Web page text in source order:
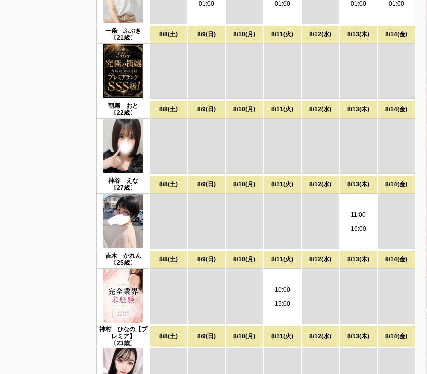
01:00
01:00
01:00
01:00
一条 ふぶき
〔21歳〕
8/8(土) 8/9(日) 8/10(月) 8/11(火) 8/12(水) 8/13(木) 8/14(金)
朝霧 おと
〔22歳〕
8/8(土) 8/9(日) 8/10(月) 8/11(火) 8/12(水) 8/13(木) 8/14(金)
神谷 えな
〔27歳〕
8/8(土) 8/9(日) 8/10(月) 8/11(火) 8/12(水) 8/13(木) 8/14(金)
11:00
-
16:00
吉木 かれん
〔25歳〕
8/8(土) 8/9(日) 8/10(月) 8/11(火) 8/12(水) 8/13(木) 8/14(金)
10:00
-
15:00
神村 ひなの【プ
レミア】
〔23歳〕
8/8(土) 8/9(日) 8/10(月) 8/11(火) 8/12(水) 8/13(木) 8/14(金)